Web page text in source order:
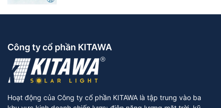
Công ty cổ phần KITAWA
Hoạt động của Công ty cổ phần KITAWA là tập trung vào ba